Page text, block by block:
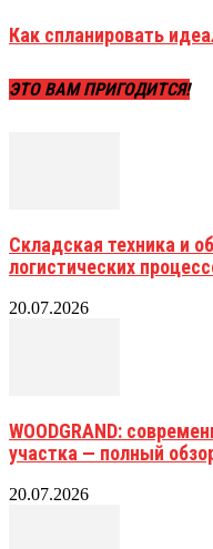
Как спланировать
ЭТО ВАМ ПРИГОДИТСЯ!
Складская техника и
логистических
20.07.2026
WOODGRAND:
участка — полный
20.07.2026